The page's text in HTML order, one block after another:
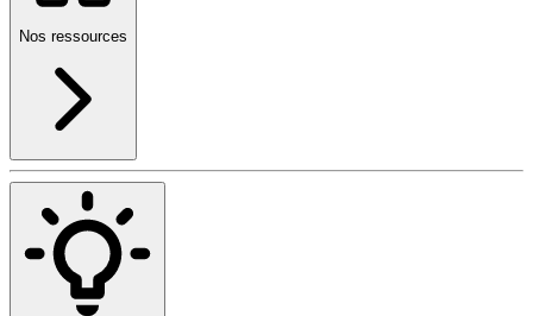
Nos ressources